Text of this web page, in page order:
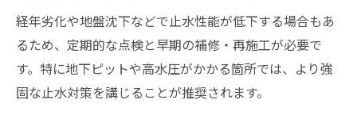
コンクリート打ち継ぎ部の劣化と漏水の関
係
地下駐車場水漏れの原因調査手順と注意点
防水層の状態確認と劣化サインの見分け方
経年劣化や地盤沈下などで止水性能が低下する場合もあ
るため、定期的な点検と早期の補修・再施工が必要で
す。特に地下ピットや高水圧がかかる箇所では、より強
固な止水対策を講じることが推奨されます。